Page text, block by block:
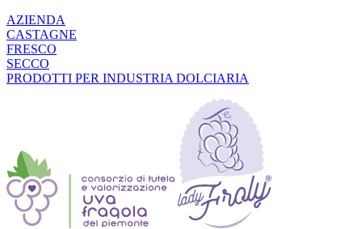
AZIENDA
CASTAGNE
FRESCO
SECCO
PRODOTTI PER INDUSTRIA DOLCIARIA